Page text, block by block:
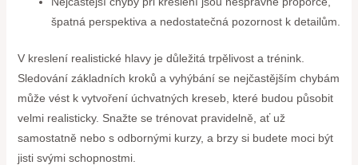
špatná perspektiva a nedostatečná pozornost k detailům.
V kreslení realistické hlavy je důležitá trpělivost a trénink.
Sledování základních kroků a vyhýbání se nejčastějším chybám
může vést k vytvoření úchvatných kreseb, které budou působit
velmi realisticky. Snažte se trénovat pravidelně, ať už
samostatně nebo s odbornými kurzy, a brzy si budete moci být
jisti svými schopnostmi.